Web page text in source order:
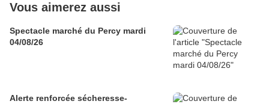
Vous aimerez aussi
Spectacle marché du Percy mardi
04/08/26
Alerte renforcée sécheresse-